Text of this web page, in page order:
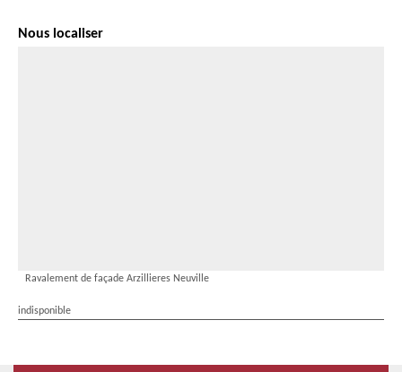
Nous localiser
Ravalement de façade Arzillieres Neuville
indisponible